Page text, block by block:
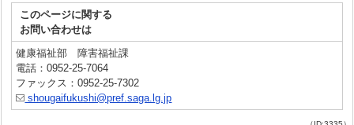
このページに関する
お問い合わせは
健康福祉部 障害福祉課
電話：0952-25-7064
ファックス：0952-25-7302
shougaifukushi@pref.saga.lg.jp